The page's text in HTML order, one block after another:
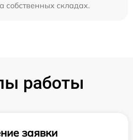
собственных складах.
работы
заявки